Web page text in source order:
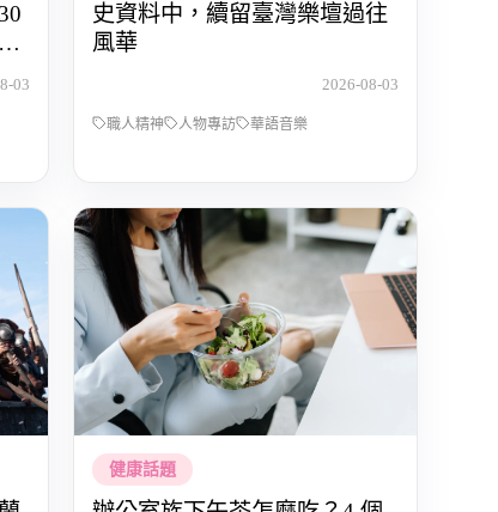
03
史資料中，續留臺灣樂壇過往
風華
2026-08-03
職人精神 人物專訪 華語音樂
健康話題